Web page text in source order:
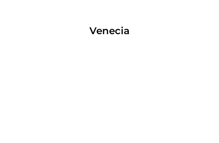
Venecia